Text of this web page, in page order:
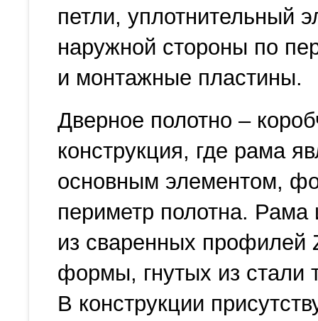
петли, уплотнительный
наружной стороны по
и монтажные пластины.
Дверное полотно –
конструкция, где рама
основным элементом,
периметр полотна. Рама
из сваренных профилей
формы, гнутых из стали
В конструкции